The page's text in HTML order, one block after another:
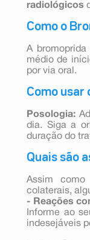
radiológicos
Como o
A
médio de
por via oral.
Como usar
Posologia:
dia. Siga a
duração do
Quais são
Assim como
colaterais,
- Reações
Informe ao
indesejáveis